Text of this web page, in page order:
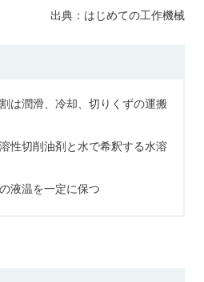
出典：はじめての工作機械
は潤滑、冷却、切りくずの運搬
性切削油剤と水で希釈する水溶
液温を一定に保つ